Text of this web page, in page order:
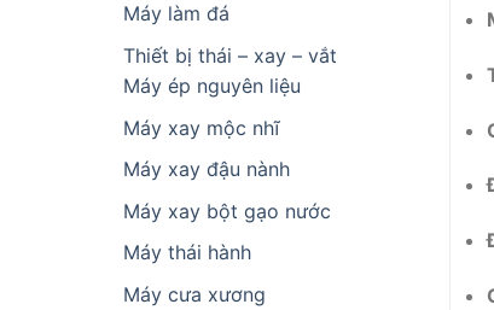
Máy làm đá
Thiết bị thái – xay – vắt
Máy ép nguyên liệu
Máy xay mộc nhĩ
Máy xay đậu nành
Máy xay bột gạo nước
Máy thái hành
Máy cưa xương